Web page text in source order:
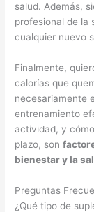
salud. Además,
profesional de la
cualquier nuevo
Finalmente,
calorías que
necesariamente
entrenamiento
actividad, y
plazo, son
bienestar y la
Preguntas
¿Qué tipo de